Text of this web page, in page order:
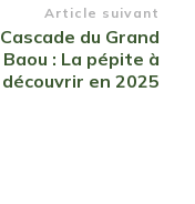
Article suivant
Cascade du Grand
Baou : La pépite à
découvrir en 2025